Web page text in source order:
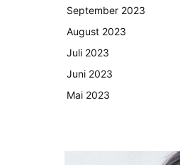
September 2023
August 2023
Juli 2023
Juni 2023
Mai 2023